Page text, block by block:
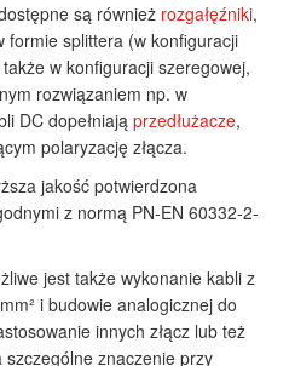
są również rozgałęźniki,
formie splittera (w konfiguracji
w konfiguracji szeregowej,
rozwiązaniem np. w
DC dopełniają przedłużacze,
polaryzację złącza.
jakość potwierdzona
z normą PN-EN 60332-2-
jest także wykonanie kabli z
i budowie analogicznej do
innych złącz lub też
znaczenie przy